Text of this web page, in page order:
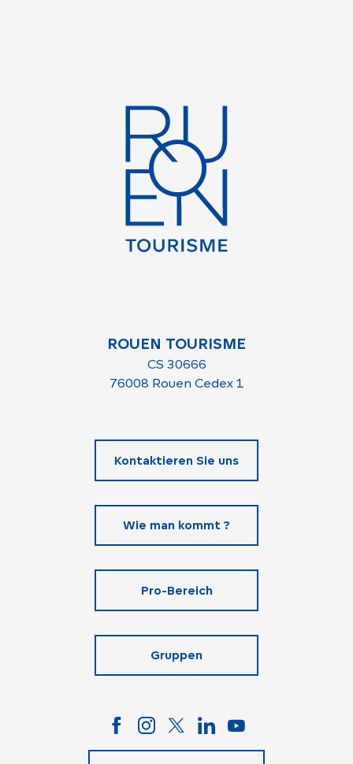
ROUEN TOURISME
CS 30666
76008 Rouen Cedex 1
Kontaktieren Sie uns
Wie man kommt ?
Pro-Bereich
Gruppen